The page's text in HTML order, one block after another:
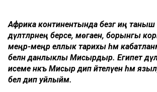
Африка континентында безгә иң таныш
дәүләтләрнең берсе, мөгаен, борынгы
меңәр-меңәр еллык тарихы һәм
белән данлыклы Мисырдыр. Египет
исеме нәкъ Мисыр дип әйтелүен һәм
белә дип уйлыйм.